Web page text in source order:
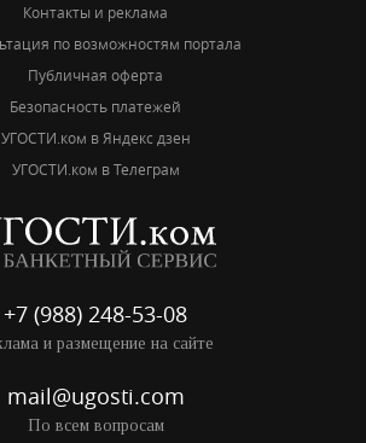
Контакты и реклама
по возможностям портала
Публичная оферта
Безопасность платежей
УГОСТИ.ком в Яндекс дзен
УГОСТИ.ком в Телеграм
+7 (988) 248-53-08
и размещение на сайте
mail@ugosti.com
По всем вопросам